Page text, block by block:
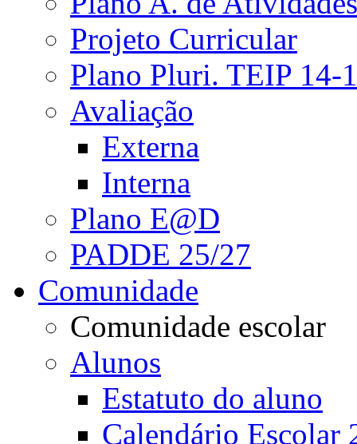
Projeto Curricular
Plano Pluri. TEIP 14-
Avaliação
Externa
Interna
Plano E@D
PADDE 25/27
Comunidade
Comunidade escolar
Alunos
Estatuto do aluno
Calendário Escolar